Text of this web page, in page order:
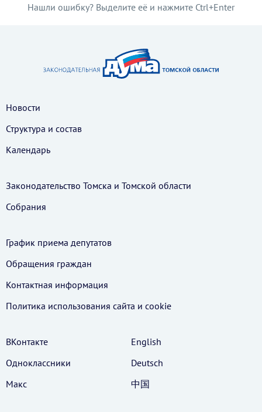
Нашли ошибку? Выделите её и нажмите Ctrl+Enter
Новости
Структура и состав
Календарь
Законодательство Томска и Томской области
Собрания
График приема депутатов
Обращения граждан
Контактная информация
Политика использования cайта и cookie
ВКонтакте
Одноклассники
Макс
English
Deutsch
中国